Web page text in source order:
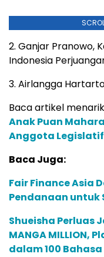
2. Ganjar Pranowo,
Indonesia
3. Airlangga
Baca artikel
Anak Puan
Anggota Legislatif
Baca Juga:
Fair Finance Asia
Pendanaan untuk
Shueisha Perluas
MANGA MILLION,
dalam 100 Bahasa